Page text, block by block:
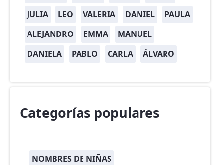
JULIA
LEO VALERIA DANIEL
PAULA
ALEJANDRO
EMMA
MANUEL
DANIELA
PABLO CARLA ÁLVARO
Categorías populares
NOMBRES DE NIÑAS